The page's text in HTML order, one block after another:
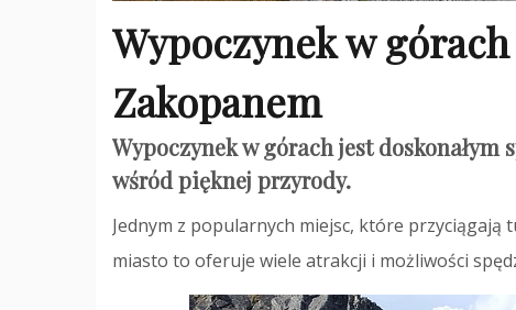
Wypoczynek w
Zakopanem
Wypoczynek w górach jest
wśród pięknej przyrody.
Jednym z popularnych miejsc, które przyciągają
miasto to oferuje wiele atrakcji i możliwości